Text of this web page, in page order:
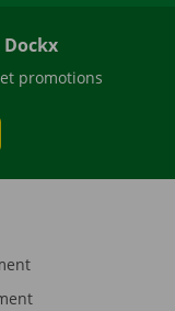
promotions